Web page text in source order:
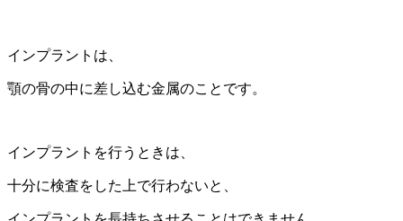
インプラントは、
顎の骨の中に差し込む金属のことです。
インプラントを行うときは、
十分に検査をした上で行わないと、